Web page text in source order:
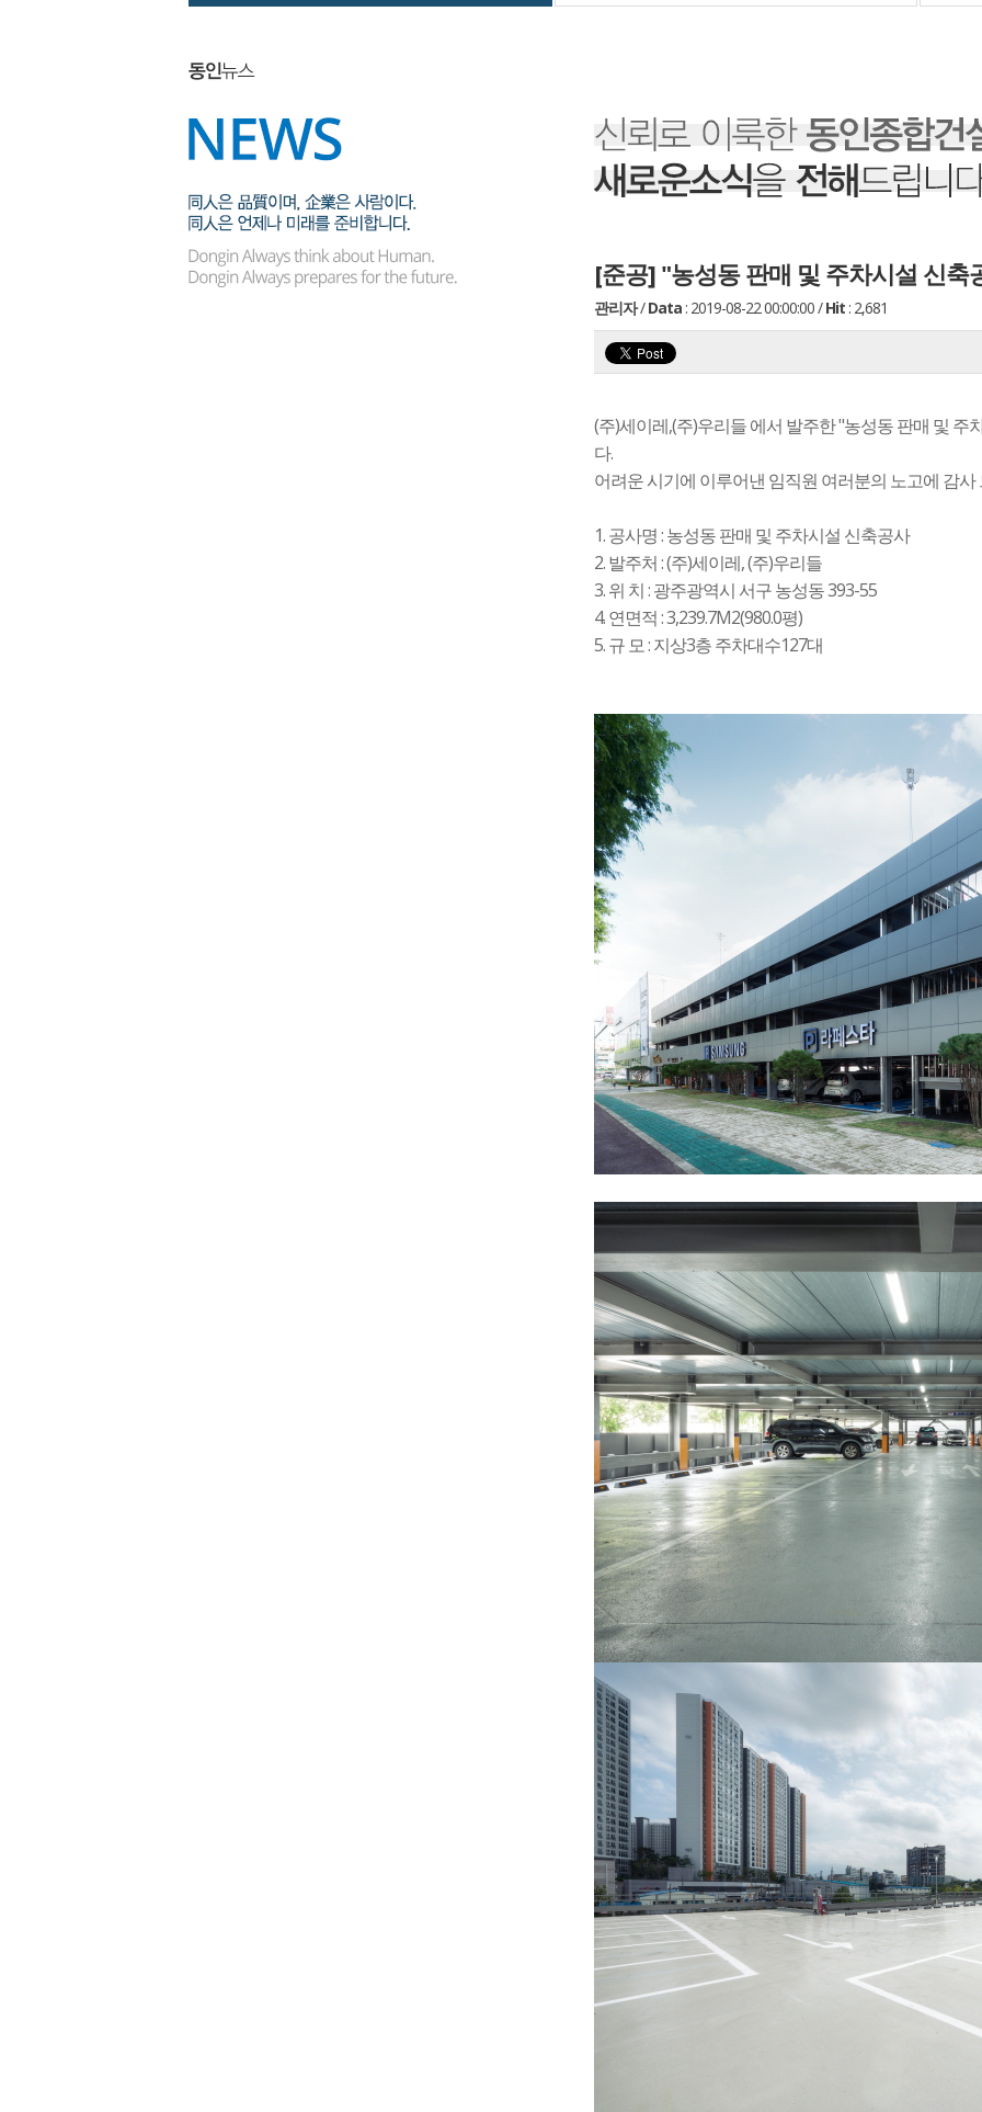
[준공] "농성동 판매 및 주차시설 신축
관리자/Data : 2019-08-22 00:00:00/Hit : 2,681
(주)세이레,(주)우리들 에서 발주한 "농성동 판매 및
다.
어려운 시기에 이루어낸 임직원 여러분의 노고에 감사
1. 공사명 : 농성동 판매 및 주차시설 신축공사
2. 발주처 : (주)세이레, (주)우리들
3. 위 치 : 광주광역시 서구 농성동 393-55
4. 연면적 : 3,239.7M2(980.0평)
5. 규 모 : 지상3층 주차대수127대